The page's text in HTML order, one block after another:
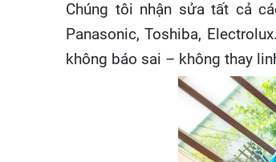
Chúng tôi nhận sửa tất cả
Panasonic, Toshiba,
không báo sai – không thay